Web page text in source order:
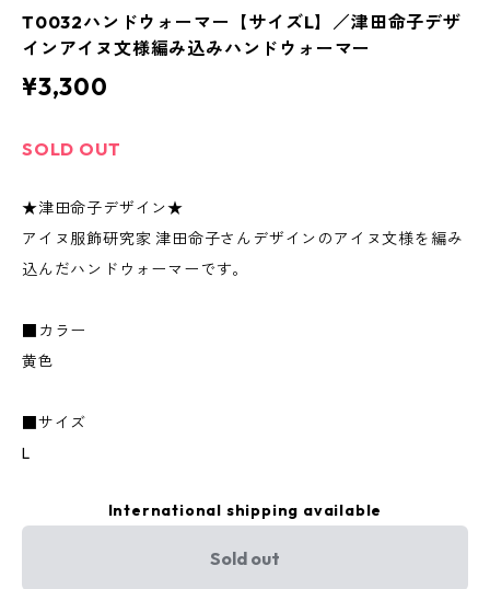
T0032ハンドウォーマー【サイズL】／津田命子デザ
インアイヌ文様編み込みハンドウォーマー
¥3,300
SOLD OUT
★津田命子デザイン★
アイヌ服飾研究家 津田命子さんデザインのアイヌ文様を編み
込んだハンドウォーマーです。
■カラー
黄色
■サイズ
L
International shipping available
Sold out